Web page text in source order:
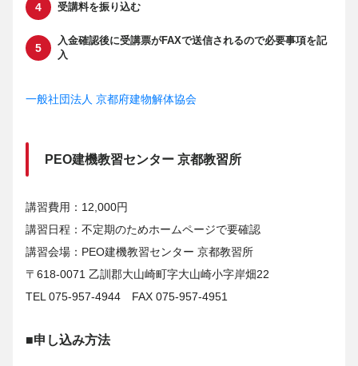
受講料を振り込む
入金確認後に受講票がFAXで送信されるので必要事項を記
入
一般社団法人 京都府建物解体協会
PEO建機教習センター 京都教習所
講習費用：12,000円
講習日程：不定期のためホームページで要確認
講習会場：PEO建機教習センター 京都教習所
〒618-0071 乙訓郡大山崎町字大山崎小字岸畑22
TEL 075-957-4944 FAX 075-957-4951
■申し込み方法